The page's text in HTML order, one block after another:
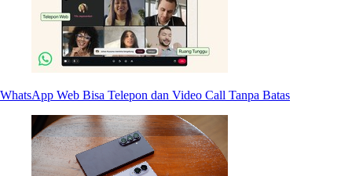
WhatsApp Web Bisa Telepon dan Video Call Tanpa Batas